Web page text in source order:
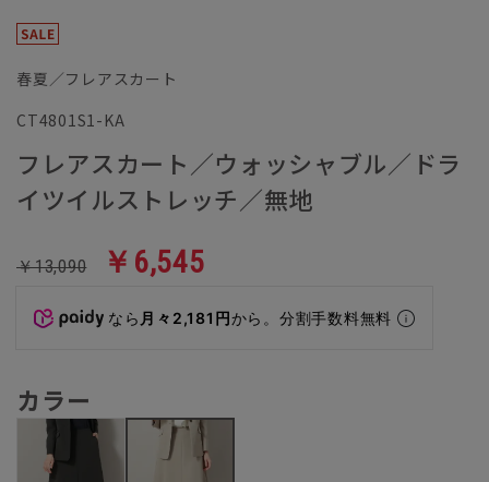
春夏／フレアスカート
CT4801S1-KA
フレアスカート／ウォッシャブル／ドラ
イツイルストレッチ／無地
￥13,090 ￥6,545
なら 月々2,181円から。分割手数料無料
カラー